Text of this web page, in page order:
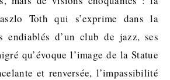
Toth qui s’exprime dans la
endiablés d’un club de jazz, ses
qu’évoque l’image de la Statue
et renversée, l’impassibilité